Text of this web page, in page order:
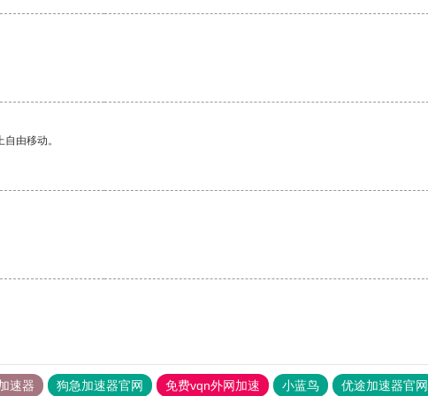
由移动。
速器 狗急加速器官网 免费vqn外网加速 小蓝鸟 优途加速器官网